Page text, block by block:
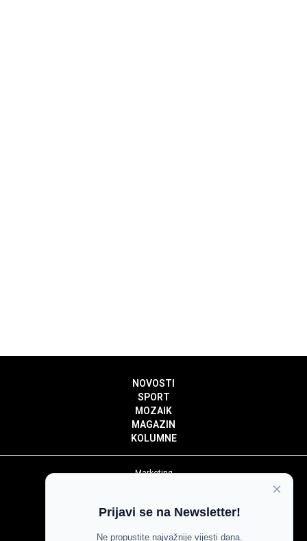
NOVOSTI
SPORT
MOZAIK
MAGAZIN
KOLUMNE
Marketing
Impressum
×
Prijavi se na Newsletter!
Ne propustite najvažnije vijesti dana.